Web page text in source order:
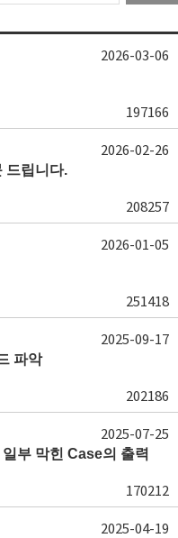
197166
2026-03-06
드립니다.
208257
2026-02-26
251418
2026-01-05
파악
202186
2025-09-17
부 막힌 Case의 출력
170212
2025-07-25
2025-04-19